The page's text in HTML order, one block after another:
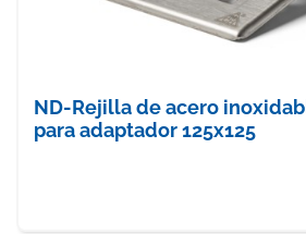
ND-Rejilla de acero
para adaptador 125x125